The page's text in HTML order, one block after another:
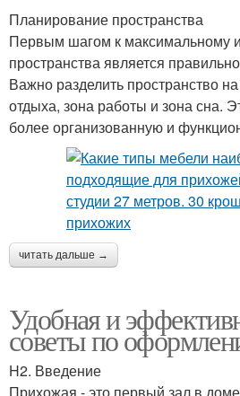
Планирование пространства
Первым шагом к максимальному
пространства является
Важно разделить пространство
отдыха, зона работы и зона сна.
более организованную и
читать дальше →
Удобная и
советы по
H2. Введение